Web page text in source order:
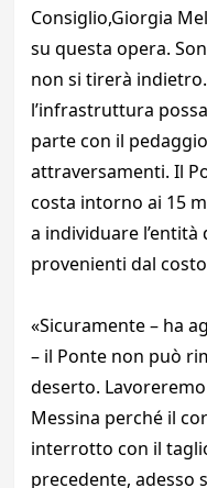
Consiglio,Giorgia
su questa opera.
non si tirerà
l’infrastruttura
parte con il
attraversamenti. Il
costa intorno ai 15
a individuare
provenienti dal
«Sicuramente – ha
– il Ponte non può
deserto.
Messina perché il
interrotto con il
precedente, adesso